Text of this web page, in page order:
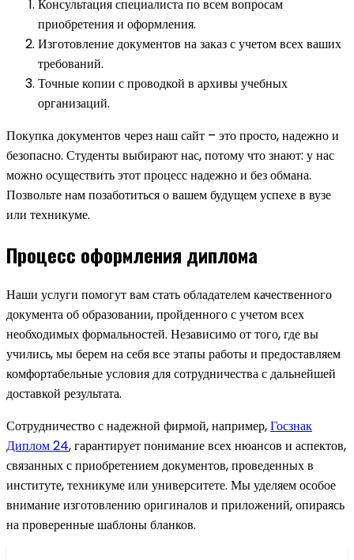
Консультация специалиста по всем вопросам
приобретения и оформления.
Изготовление документов на заказ с учетом всех ваших
требований.
Точные копии с проводкой в архивы учебных
организаций.
Покупка документов через наш сайт – это просто, надежно и
безопасно. Студенты выбирают нас, потому что знают: у нас
можно осуществить этот процесс надежно и без обмана.
Позвольте нам позаботиться о вашем будущем успехе в вузе
или техникуме.
Процесс оформления диплома
Наши услуги помогут вам стать обладателем качественного
документа об образовании, пройденного с учетом всех
необходимых формальностей. Независимо от того, где вы
учились, мы берем на себя все этапы работы и предоставляем
комфортабельные условия для сотрудничества с дальнейшей
доставкой результата.
Сотрудничество с надежной фирмой, например,Госзнак
Диплом 24, гарантирует понимание всех нюансов и аспектов,
связанных с приобретением документов, проведенных в
институте, техникуме или университете. Мы уделяем особое
внимание изготовлению оригиналов и приложений, опираясь
на проверенные шаблоны бланков.